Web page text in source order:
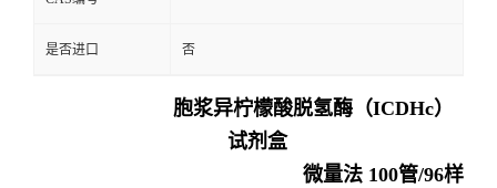
是否进口 否
胞浆异柠檬酸脱氢酶（ICDHc）
试剂盒
微量法 100管/96样